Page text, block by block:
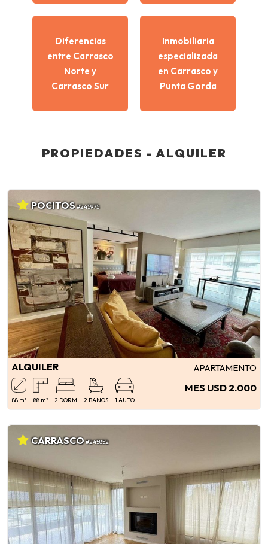
Diferencias
entre Carrasco
Norte y
Carrasco Sur
Inmobiliaria
especializada
en Carrasco y
Punta Gorda
PROPIEDADES - ALQUILER
POCITOS#245975
ALQUILER APARTAMENTO
88 m² 88 m² 2 DORM 2 BAÑOS 1 AUTO
MES USD 2.000
CARRASCO#245852